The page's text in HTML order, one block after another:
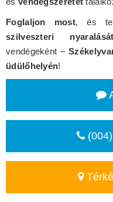
Foglaljon most, és
szilveszteri
vendégeként –
üdülőhelyén!
(004)